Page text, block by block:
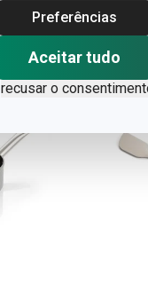
Preferências
Aceitar tudo
recusar o